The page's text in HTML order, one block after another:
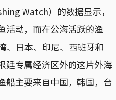
Watch）的数据显示，
活动，而在公海活跃的渔
、日本、印尼、西班牙和
廷专属经济区外的这片外海
船主要来自中国，韩国，台